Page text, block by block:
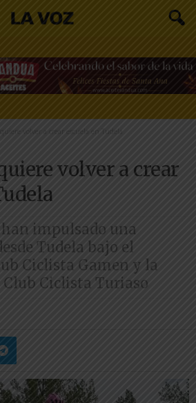
quiere volver a crear escuela en Tudela
volver a crear
impulsado una
Tudela bajo el
Ciclista Gamen y la
Ciclista Turiaso